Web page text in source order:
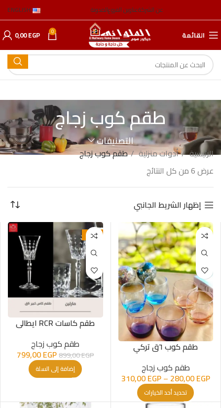
عن الشركةعناوين الفروعالمدونة ENGLISH
القائمة 0
0,00EGP
طقم كوب زجاج
التصنيفات
الرئيسية أدوات منزلية طقم كوب زجاج
عرض ⁦6⁩ من كل النتائج
إظهار الشريط الجانبي
طقم كوب ٦ق تركي
طقم كوب زجاج
280,00EGP
–
310,00EGP
تحديد أحد الخيارات
-11%
طقم كاسات RCR ايطالى
طقم كوب زجاج
899,00EGP
799,00EGP
إضافة إلى السلة